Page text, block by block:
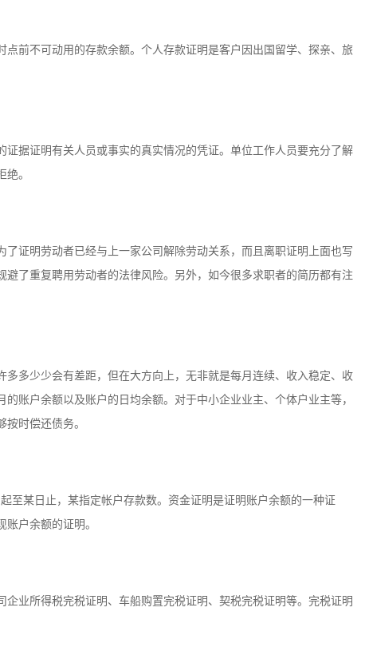
前不可动用的存款余额。个人存款证明是客户因出国留学、探亲、旅
据证明有关人员或事实的真实情况的凭证。单位工作人员要充分了解
。
证明劳动者已经与上一家公司解除劳动关系，而且离职证明上面也写
了重复聘用劳动者的法律风险。另外，如今很多求职者的简历都有注
多少少会有差距，但在大方向上，无非就是每月连续、收入稳定、收
账户余额以及账户的日均余额。对于中小企业业主、个体户业主等，
时偿还债务。
至某日止，某指定帐户存款数。资金证明是证明账户余额的一种证
户余额的证明。
业所得税完税证明、车船购置完税证明、契税完税证明等。完税证明